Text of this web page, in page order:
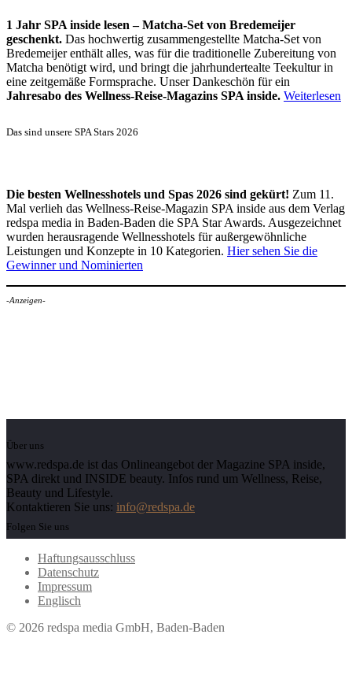
1 Jahr SPA inside lesen – Matcha-Set von Bredemeijer
geschenkt. Das hochwertig zusammengestellte Matcha-Set von
Bredemeijer enthält alles, was für die traditionelle Zubereitung von
Matcha benötigt wird, und bringt die jahrhundertealte Teekultur in
eine zeitgemäße Formsprache. Unser Dankeschön für ein
Jahresabo des Wellness-Reise-Magazins SPA inside. Weiterlesen
Das sind unsere SPA Stars 2026
Die besten Wellnesshotels und Spas 2026 sind gekürt! Zum 11.
Mal verlieh das Wellness-Reise-Magazin SPA inside aus dem Verlag
redspa media in Baden-Baden die SPA Star Awards. Ausgezeichnet
wurden herausragende Wellnesshotels für außergewöhnliche
Leistungen und Konzepte in 10 Kategorien. Hier sehen Sie die
Gewinner und Nominierten
-Anzeigen-
Über uns
www.redspa.de ist das Onlineangebot der Magazine SPA inside,
SPA direkt und INSIDE beauty. Infos rund um Wellness, Reise,
Beauty und Lifestyle.
Kontaktieren Sie uns: info@redspa.de
Folgen Sie uns
Haftungsausschluss
Datenschutz
Impressum
Englisch
© 2026 redspa media GmbH, Baden-Baden